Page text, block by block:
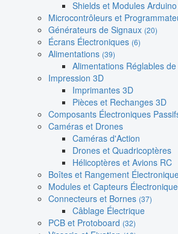
Shields et Modules Arduino
Microcontrôleurs et
Générateurs de Signaux (20)
Écrans Électroniques (6)
Alimentations (39)
Alimentations Réglables
Impression 3D
Imprimantes 3D
Pièces et Rechanges 3D
Composants Électroniques
Caméras et Drones
Caméras d'Action
Drones et Quadricoptères
Hélicoptères et Avions RC
Boîtes et Rangement
Modules et Capteurs
Connecteurs et Bornes (37)
Câblage Électrique
PCB et Protoboard (32)